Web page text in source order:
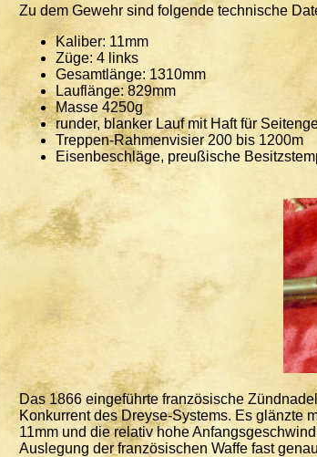
Zu dem Gewehr sind folgende technische
Kaliber: 11mm
Züge: 4 links
Gesamtlänge: 1310mm
Lauflänge: 829mm
Masse 4250g
runder, blanker Lauf mit Haft für
Treppen-Rahmenvisier 200 bis 1200m
Eisenbeschläge, preußische
Das 1866 eingeführte französische
Konkurrent des Dreyse-Systems. Es glänzte
11mm und die relativ hohe
Auslegung der französischen Waffe fast